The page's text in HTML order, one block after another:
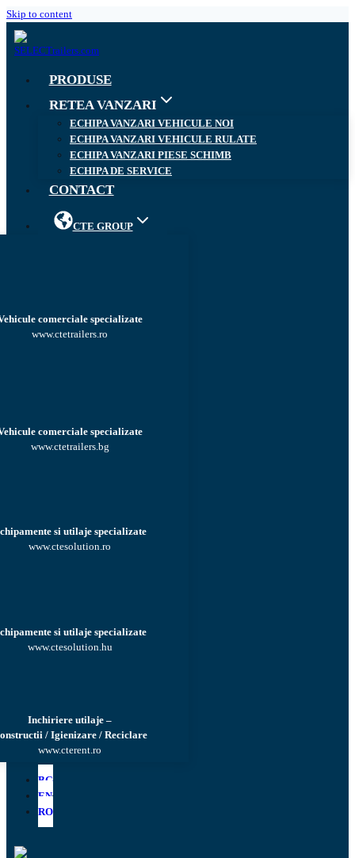
Skip to content
PRODUSE
RETEA VANZARI
ECHIPA VANZARI VEHICULE NOI
ECHIPA VANZARI VEHICULE RULATE
ECHIPA VANZARI PIESE SCHIMB
ECHIPA DE SERVICE
CONTACT
CTE GROUP
comerciale specializate
www.ctetrailers.ro
comerciale specializate
www.ctetrailers.bg
si utilaje specializate
www.ctesolution.ro
si utilaje specializate
www.ctesolution.hu
Inchiriere utilaje –
/ Igienizare / Reciclare
www.cterent.ro
BG
EN
RO